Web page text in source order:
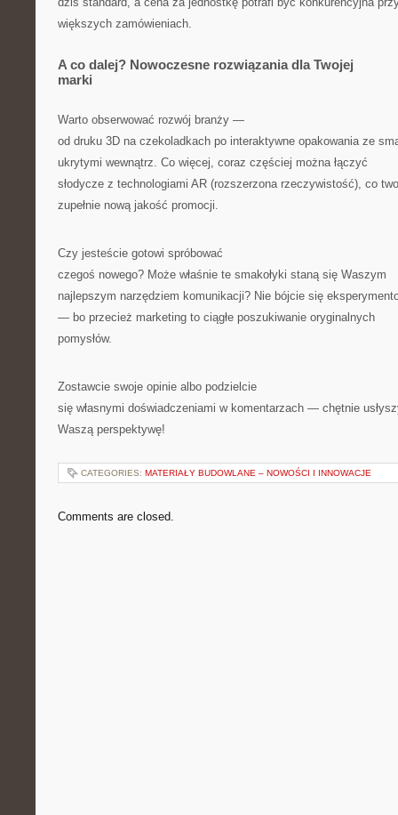
większych zamówieniach.
A co dalej? Nowoczesne rozwiązania dla Twojej
marki
Warto obserwować rozwój branży —
od druku 3D na czekoladkach po interaktywne opakowania ze
ukrytymi wewnątrz. Co więcej, coraz częściej można łączyć
słodycze z technologiami AR (rozszerzona rzeczywistość), co
zupełnie nową jakość promocji.
Czy jesteście gotowi spróbować
czegoś nowego? Może właśnie te smakołyki staną się Waszym
najlepszym narzędziem komunikacji? Nie bójcie się
— bo przecież marketing to ciągłe poszukiwanie oryginalnych
pomysłów.
Zostawcie swoje opinie albo podzielcie
się własnymi doświadczeniami w komentarzach — chętnie
Waszą perspektywę!
CATEGORIES: MATERIAŁY BUDOWLANE – NOWOŚCI I INNOWACJE
Comments are closed.